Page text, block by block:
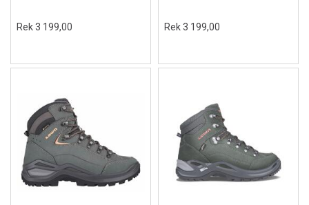
Rek 3 199,00 Rek 3 199,00